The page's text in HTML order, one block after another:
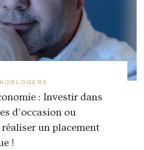
: Investir dans
d’occasion ou
un placement
!